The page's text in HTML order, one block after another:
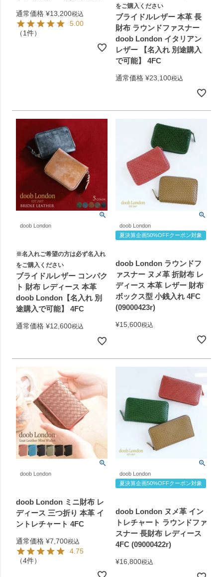
通常価格 ¥13,200税込
5.00
（1件）
をご購入ください
ブライドルレザー 本革 長
財布 ラウンドファスナー
doob London イタリアン
レザー 【名入れ 別途購入
で可能】 4FC
通常価格 ¥23,100税込
doob London
※名入れご希望の方は必ず名入れ
をご購入ください
ブライドルレザー コンパク
ト 財布 レディース 本革
doob London【名入れ 別
途購入で可能】 4FC
通常価格 ¥12,600税込
doob London
夏決算企画50%OFFクーポン対象
doob London ラウンドフ
ァスナー ヌメ革 折財布 レ
ディース 本革 レザー 財布
ボックス型 小銭入れ 4FC
(09000423r)
¥15,600税込
doob London
doob London ミニ財布 レ
ディース 三つ折り 本革 イ
ントレチャート 4FC
通常価格 ¥7,700税込
4.75
（4件）
doob London
夏決算企画50%OFFクーポン対象
doob London ヌメ革 イン
トレチャート ラウンドファ
スナー 長財布 レディース
4FC (09000422r)
¥16,800税込